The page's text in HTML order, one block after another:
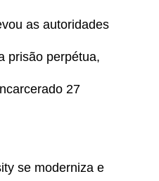
as autoridades
prisão perpétua,
27
se moderniza e